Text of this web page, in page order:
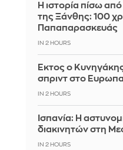
Η ιστορία πίσω
της Ξάνθης: 100
Παπαπαρασκευάς
IN 2 HOURS
Έκτος ο
σπριντ στο
IN 2 HOURS
Ισπανία: Η
διακινητών στη
IN 2 HOURS